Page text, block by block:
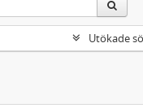
Utökade